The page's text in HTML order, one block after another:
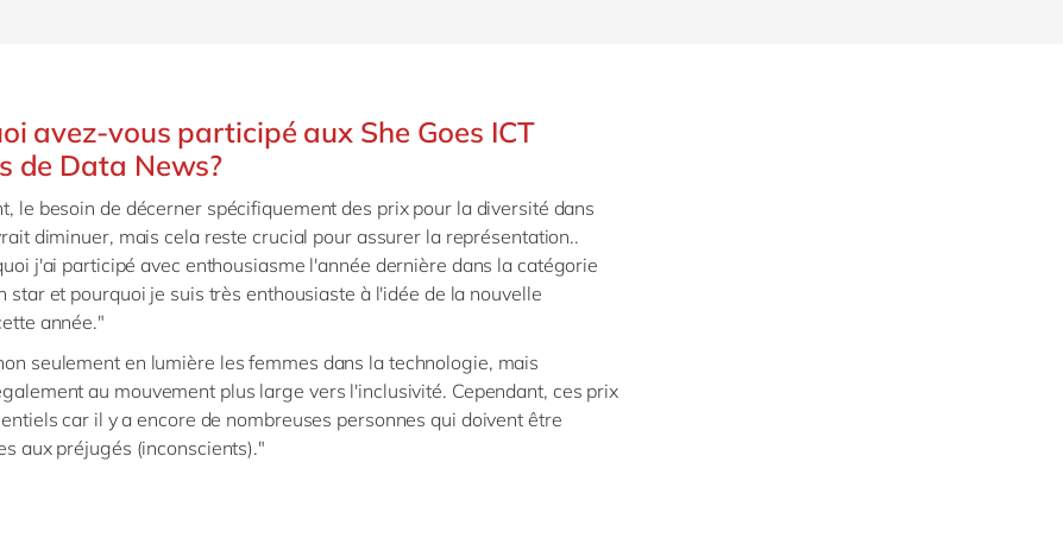
avez-vous participé aux She Goes ICT
de Data News?
le besoin de décerner spécifiquement des prix pour la diversité dans
diminuer, mais cela reste crucial pour assurer la représentation..
j'ai participé avec enthousiasme l'année dernière dans la catégorie
star et pourquoi je suis très enthousiaste à l'idée de la nouvelle
année."
seulement en lumière les femmes dans la technologie, mais
au mouvement plus large vers l'inclusivité. Cependant, ces prix
car il y a encore de nombreuses personnes qui doivent être
aux préjugés (inconscients)."